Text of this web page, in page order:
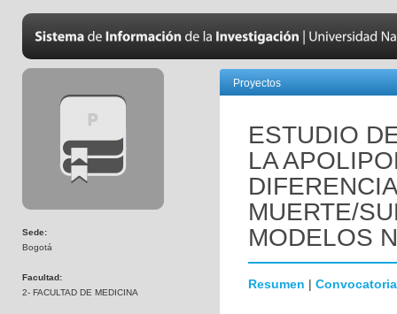
Sede:
Bogotá
Facultad:
2- FACULTAD DE MEDICINA
Proyectos
ESTUDIO
LA
MUERTE/
MODELOS
Resumen | Convocatoria